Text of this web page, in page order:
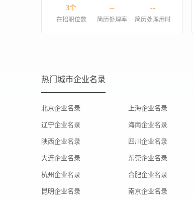
3个
在招职位数
--
简历处理率
--
简历处理用时
热门城市企业名录
北京企业名录 上海企业名录
辽宁企业名录 海南企业名录
陕西企业名录 四川企业名录
大连企业名录 东莞企业名录
杭州企业名录 合肥企业名录
昆明企业名录 南京企业名录